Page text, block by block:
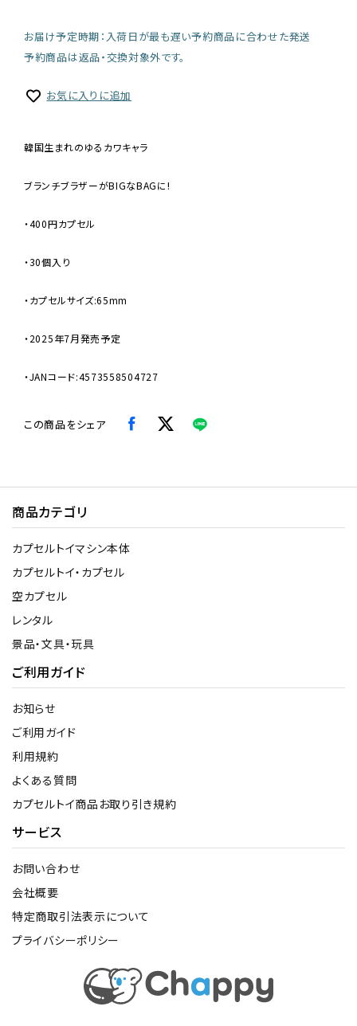
お届け予定時期：入荷日が最も遅い予約商品に合わせた発送
予約商品は返品・交換対象外です。
お気に入りに追加
韓国生まれのゆるカワキャラ
ブランチブラザーがBIGなBAGに!
・400円カプセル
・30個入り
・カプセルサイズ:65mm
・2025年7月発売予定
・JANコード:4573558504727
この商品をシェア
商品カテゴリ
カプセルトイマシン本体
カプセルトイ・カプセル
空カプセル
レンタル
景品・文具・玩具
ご利用ガイド
お知らせ
ご利用ガイド
利用規約
よくある質問
カプセルトイ商品お取り引き規約
サービス
お問い合わせ
会社概要
特定商取引法表示について
プライバシーポリシー